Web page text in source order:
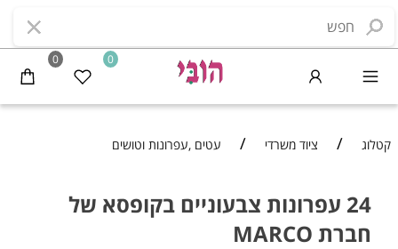
0 0
קטלוג / ציוד משרדי / עטים ,עפרונות וטושים
24 עפרונות צבעוניים בקופסא של
חברת MARCO